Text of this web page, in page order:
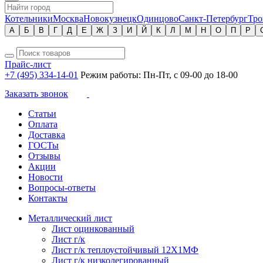
КотельникиМоскваНовокузнецкОдинцовоСанкт-Петербург
А Б В Г Д Е Ж З И Й К Л М Н О П Р
Прайс-лист
+7 (495) 334-14-01 Режим работы: Пн-Пт, с 09-00 до 18-00
Заказать звонок
Статьи
Оплата
Доставка
ГОСТы
Отзывы
Акции
Новости
Вопросы-ответы
Контакты
Металлический лист
Лист оцинкованный
Лист г/к
Лист г/к теплоустойчивый 12Х1МФ
Лист г/к низколегированный